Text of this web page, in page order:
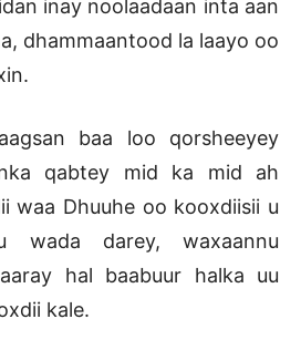
inay noolaadaan inta aan
dhammaantood la laayo oo
baa loo qorsheeyey
qabtey mid ka mid ah
waa Dhuuhe oo kooxdiisii u
wada darey, waxaannu
hal baabuur halka uu
kale.